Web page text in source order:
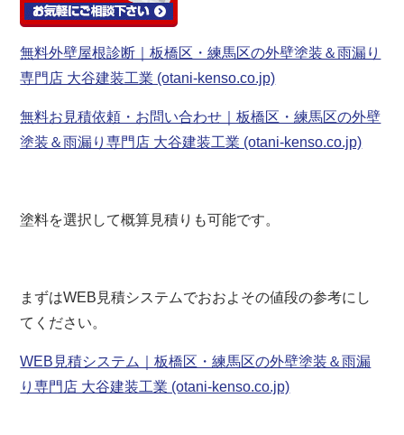
無料外壁屋根診断｜板橋区・練馬区の外壁塗装＆雨漏り
専門店 大谷建装工業 (otani-kenso.co.jp)
無料お見積依頼・お問い合わせ｜板橋区・練馬区の外壁
塗装＆雨漏り専門店 大谷建装工業 (otani-kenso.co.jp)
塗料を選択して概算見積りも可能です。
まずはWEB見積システムでおおよその値段の参考にし
てください。
WEB見積システム｜板橋区・練馬区の外壁塗装＆雨漏
り専門店 大谷建装工業 (otani-kenso.co.jp)